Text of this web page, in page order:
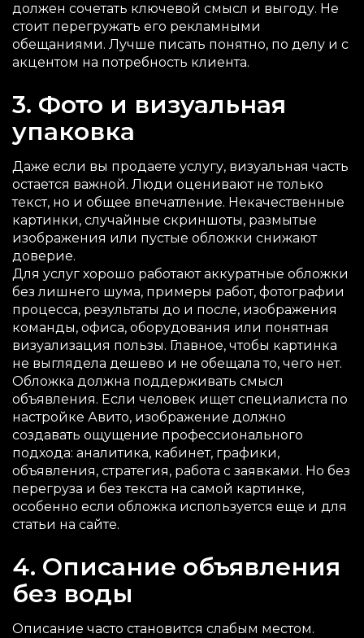
должен сочетать ключевой смысл и выгоду. Не
стоит перегружать его рекламными
обещаниями. Лучше писать понятно, по делу и с
акцентом на потребность клиента.
3. Фото и визуальная
упаковка
Даже если вы продаете услугу, визуальная часть
остается важной. Люди оценивают не только
текст, но и общее впечатление. Некачественные
картинки, случайные скриншоты, размытые
изображения или пустые обложки снижают
доверие.
Для услуг хорошо работают аккуратные обложки
без лишнего шума, примеры работ, фотографии
процесса, результаты до и после, изображения
команды, офиса, оборудования или понятная
визуализация пользы. Главное, чтобы картинка
не выглядела дешево и не обещала то, чего нет.
Обложка должна поддерживать смысл
объявления. Если человек ищет специалиста по
настройке Авито, изображение должно
создавать ощущение профессионального
подхода: аналитика, кабинет, графики,
объявления, стратегия, работа с заявками. Но без
перегруза и без текста на самой картинке,
особенно если обложка используется еще и для
статьи на сайте.
4. Описание объявления
без воды
Описание часто становится слабым местом.